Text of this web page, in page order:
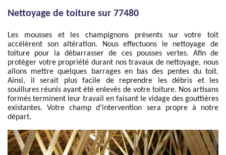
Nettoyage de toiture sur 77480
Les mousses et les champignons présents sur votre toit
accélèrent son altération. Nous effectuons le nettoyage de
toiture pour la débarrasser de ces pousses vertes. Afin de
protéger votre propriété durant nos travaux de nettoyage, nous
allons mettre quelques barrages en bas des pentes du toit.
Ainsi, il serait plus facile de reprendre les débris et les
souillures réunis ayant été enlevés de votre toiture. Nos artisans
formés terminent leur travail en faisant le vidage des gouttières
existantes. Votre champ d’intervention sera propre à notre
départ.